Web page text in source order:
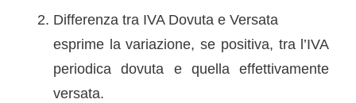
Differenza tra IVA Dovuta e Versata
esprime la variazione, se positiva, tra l’IVA
periodica dovuta e quella effettivamente
versata.